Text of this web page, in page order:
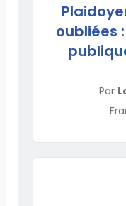
oubliées
Par